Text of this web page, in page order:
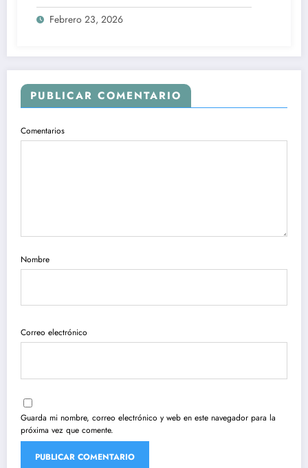
Febrero 23, 2026
PUBLICAR COMENTARIO
Comentarios
Nombre
Correo electrónico
Guarda mi nombre, correo electrónico y web en este navegador para la
próxima vez que comente.